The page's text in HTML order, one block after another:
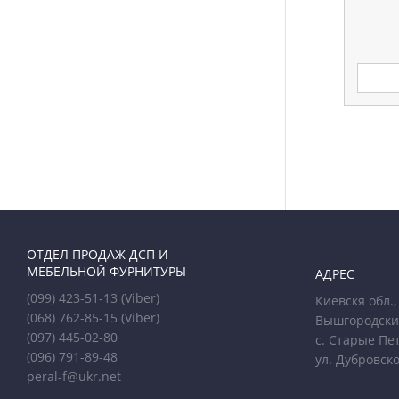
ОТДЕЛ ПРОДАЖ ДСП И
МЕБЕЛЬНОЙ ФУРНИТУРЫ
(099) 423-51-13 (Viber)
(068) 762-85-15 (Viber)
(097) 445-02-80
(096) 791-89-48
peral-f@ukr.net
АДРЕС
Киевскя обл.,
с. Старые
ул.